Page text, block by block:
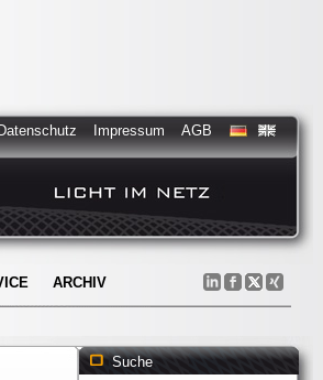
Datenschutz Impressum AGB
ARCHIV
Suche